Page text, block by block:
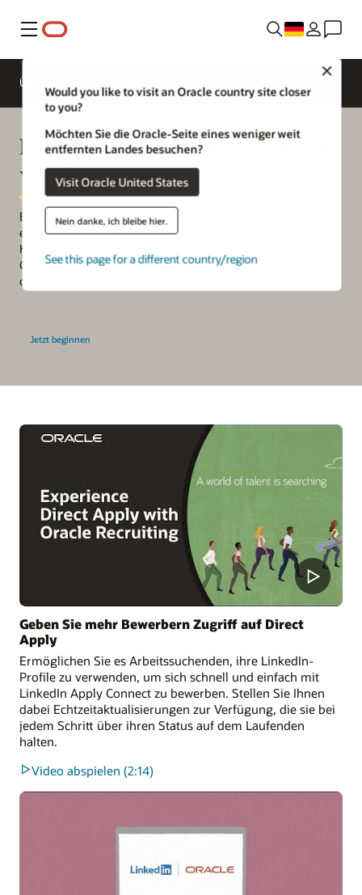
Menü
Would you like to visit an Oracle country site closer
to you?
Möchten Sie die Oracle-Seite eines weniger weit
entfernten Landes besuchen?
Visit Oracle United States
Nein danke, ich bleibe hier.
See this page for a different country/region
Überblick
Erreichen Sie mehr mit der Kraft
von Oracle und LinkedIn
Bieten Sie besseren Zugang zu hochwertigen Talenten sowie
erweiterte Funktionen und schaffen Sie bessere Erfahrungen für
Kandidaten, Mitarbeiter und Recruiter. Als Kunde von Oracle
Cloud HCM können Sie innovative neue LinkedIn-Integrationen
ohne zusätzliche Kosten verwenden.
Jetzt beginnen
Geben Sie mehr Bewerbern Zugriff auf Direct
Apply
Ermöglichen Sie es Arbeitssuchenden, ihre LinkedIn-
Profile zu verwenden, um sich schnell und einfach mit
LinkedIn Apply Connect zu bewerben. Stellen Sie Ihnen
dabei Echtzeitaktualisierungen zur Verfügung, die sie bei
jedem Schritt über ihren Status auf dem Laufenden
halten.
Video abspielen (2:14)